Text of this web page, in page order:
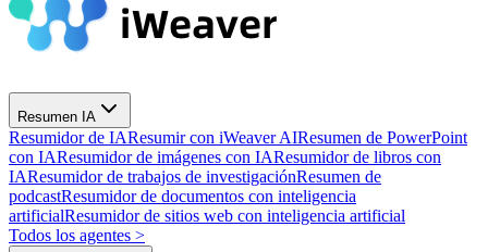
Resumen IA
Resumidor de IAResumir con iWeaver AIResumen de PowerPoint
con IAResumidor de imágenes con IAResumidor de libros con
IAResumidor de trabajos de investigaciónResumen de
podcastResumidor de documentos con inteligencia
artificialResumidor de sitios web con inteligencia artificial
Todos los agentes >